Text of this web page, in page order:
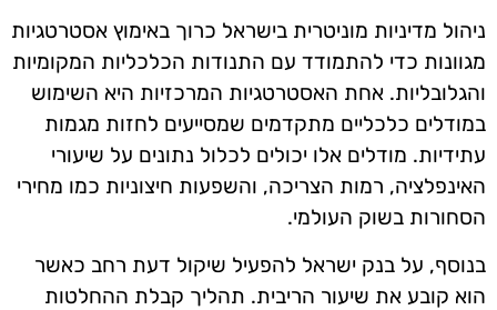
ניהול מדיניות מוניטרית בישראל כרוך באימוץ אסטרטגיות
מגוונות כדי להתמודד עם התנודות הכלכליות המקומיות
והגלובליות. אחת האסטרטגיות המרכזיות היא השימוש
במודלים כלכליים מתקדמים שמסייעים לחזות מגמות
עתידיות. מודלים אלו יכולים לכלול נתונים על שיעורי
האינפלציה, רמות הצריכה, והשפעות חיצוניות כמו מחירי
הסחורות בשוק העולמי.
בנוסף, על בנק ישראל להפעיל שיקול דעת רחב כאשר
הוא קובע את שיעור הריבית. תהליך קבלת ההחלטות